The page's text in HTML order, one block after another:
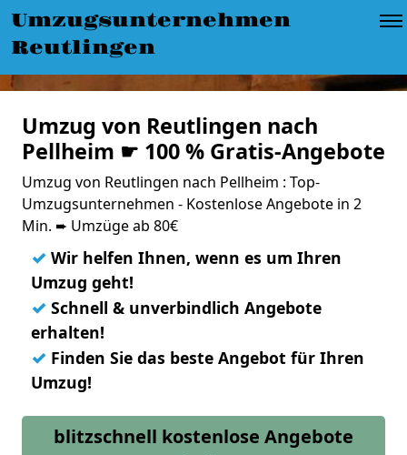
Umzugsunternehmen
Reutlingen
Umzug von Reutlingen nach
Pellheim ☛ 100 % Gratis-Angebote
Umzug von Reutlingen nach Pellheim : Top-
Umzugsunternehmen - Kostenlose Angebote in 2
Min. ➨ Umzüge ab 80€
✓ Wir helfen Ihnen, wenn es um Ihren
Umzug geht!
✓ Schnell & unverbindlich Angebote
erhalten!
✓ Finden Sie das beste Angebot für Ihren
Umzug!
blitzschnell kostenlose Angebote